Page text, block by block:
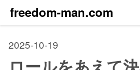
freedom-man.com
2025-10-19